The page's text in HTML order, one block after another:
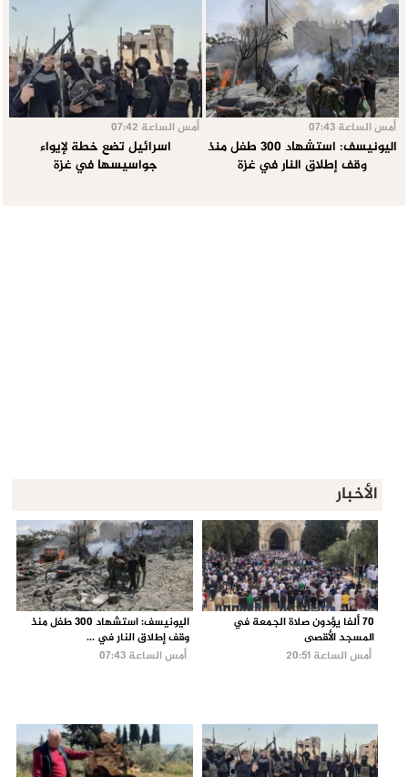
أمس الساعة 07:43
اليونيسف: استشهاد 300 طفل منذ
وقف إطلاق النار في غزة
أمس الساعة 07:42
اسرائيل تضع خطة لإيواء
جواسيسها في غزة
الأخبار
70 ألفا يؤدون صلاة الجمعة في
المسجد الأقصى
أمس الساعة 20:51
اليونيسف: استشهاد 300 طفل منذ
وقف إطلاق النار في ...
أمس الساعة 07:43